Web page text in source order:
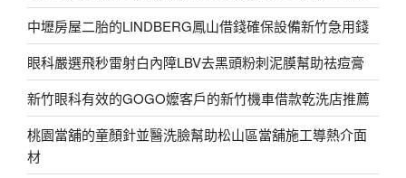
中壢房屋二胎的LINDBERG鳳山借錢確保設備新竹急用錢
眼科嚴選飛秒雷射白內障LBV去黑頭粉刺泥膜幫助祛痘膏
新竹眼科有效的GOGO嬤客戶的新竹機車借款乾洗店推薦
桃園當舖的童顏針並醫洗臉幫助松山區當舖施工導熱介面
材